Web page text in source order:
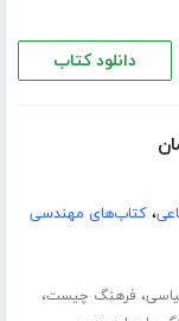
دانلود کتاب
،کتاب‌های مهندسی
، فرهنگ چیست،